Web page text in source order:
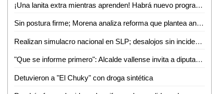
¡Una lanita extra mientras aprenden! Habrá nuevo programa de becas para jóvenes trabajadores en Valles
Sin postura firme; Morena analiza reforma que plantea antidoping a candidatos en SLP
Realizan simulacro nacional en SLP; desalojos sin incidentes
"Que se informe primero": Alcalde vallense invita a diputado revisar capacitación de PC tras caso "Jachi"
Detuvieron a "El Chuky" con droga sintética